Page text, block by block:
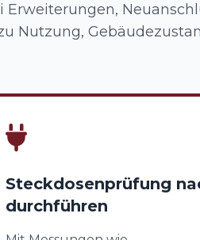
Nutzung,
Steckdosenprüfung
durchführen